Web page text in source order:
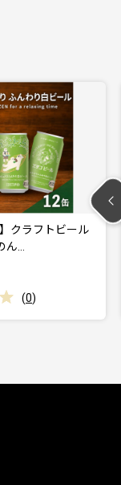
クラフトビール
ん…
(0)